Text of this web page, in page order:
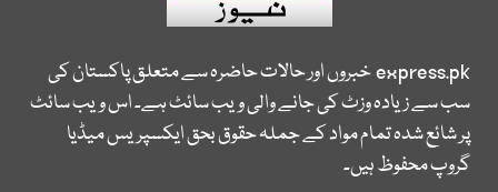
express.pkخبروں اور حالات حاضرہ سے متعلق پاکستان کی
سب سے زیادہ وزٹ کی جانے والی ویب سائٹ ہے۔ اس ویب سائٹ
پر شائع شدہ تمام مواد کے جملہ حقوق بحق ایکسپریس میڈیا
گروپ محفوظ ہیں۔